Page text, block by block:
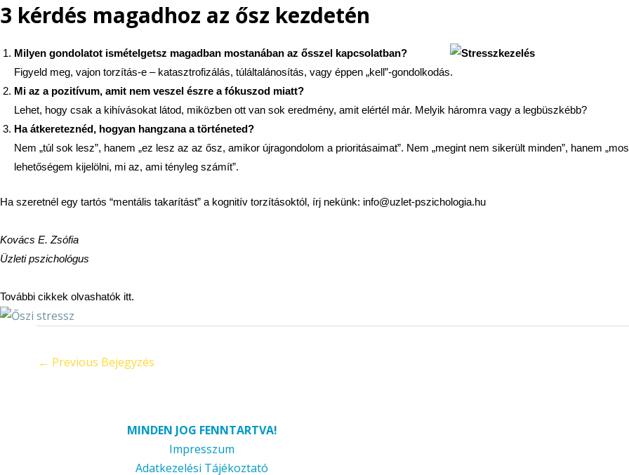
3 kérdés magadhoz az ősz kezdetén
Milyen gondolatot ismételgetsz magadban mostanában az ősszel kapcsolatban?
Figyeld meg, vajon torzítás-e – katasztrofizálás, túláltalánosítás, vagy éppen „kell”-gondolkodás.
Mi az a pozitívum, amit nem veszel észre a fókuszod miatt?
Lehet, hogy csak a kihívásokat látod, miközben ott van sok eredmény, amit elértél már. Melyik háromra vagy a legbüszkébb?
Ha átkereteznéd, hogyan hangzana a történeted?
Nem „túl sok lesz”, hanem „ez lesz az az ősz, amikor újragondolom a prioritásaimat”. Nem „megint nem sikerült minden”, hanem
lehetőségem kijelölni, mi az, ami tényleg számít”.
Ha szeretnél egy tartós “mentális takarítást” a kognitív torzításoktól, írj nekünk: info@uzlet-pszichologia.hu
Kovács E. Zsófia
Üzleti pszichológus
További cikkek olvashatók itt.
← Previous Bejegyzés
MINDEN JOG FENNTARTVA!
Impresszum
Adatkezelési Tájékoztató